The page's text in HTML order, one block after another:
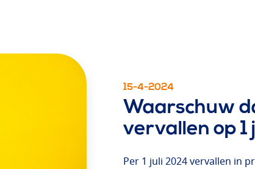
15-4-2024
Waarschuw
vervallen op 1
Per 1 juli 2024 vervallen in